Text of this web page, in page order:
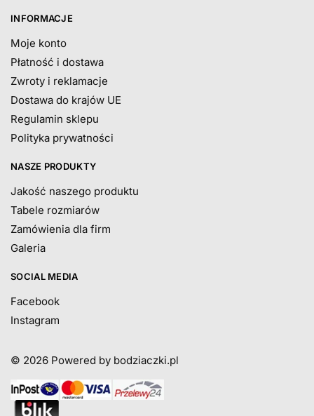
INFORMACJE
Moje konto
Płatność i dostawa
Zwroty i reklamacje
Dostawa do krajów UE
Regulamin sklepu
Polityka prywatności
NASZE PRODUKTY
Jakość naszego produktu
Tabele rozmiarów
Zamówienia dla firm
Galeria
SOCIAL MEDIA
Facebook
Instagram
© 2026 Powered by bodziaczki.pl